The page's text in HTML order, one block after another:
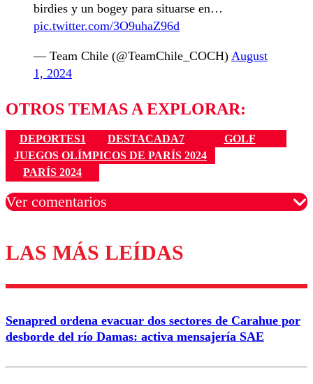
birdies y un bogey para situarse en…
pic.twitter.com/3O9uhaZ96d
— Team Chile (@TeamChile_COCH) August
1, 2024
OTROS TEMAS A EXPLORAR:
DEPORTES1 DESTACADA7
GOLF
JUEGOS OLÍMPICOS DE PARÍS 2024
PARÍS 2024
Ver comentarios
Los comentarios son moderados para garantizar un
diálogo respetuoso.
Nombre
Correo
LAS MÁS LEÍDAS
Senapred ordena evacuar dos sectores de Carahue por
desborde del río Damas: activa mensajería SAE